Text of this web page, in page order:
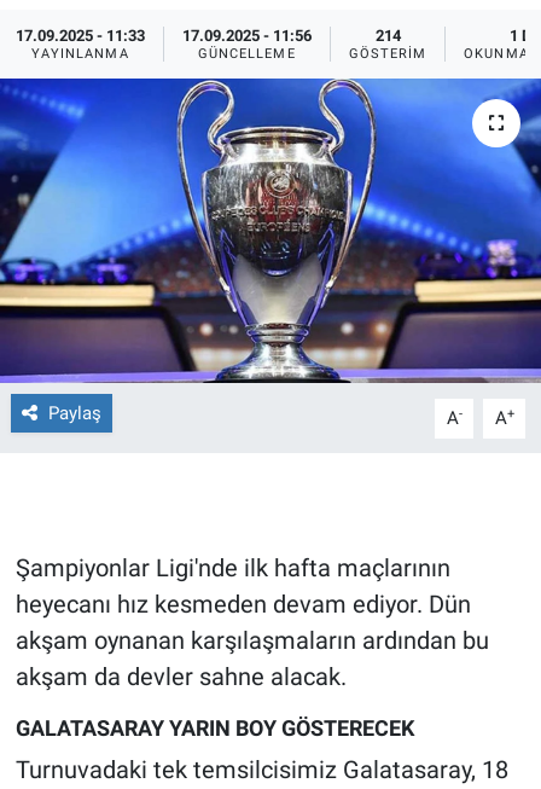
17.09.2025 - 11:33
YAYINLANMA
17.09.2025 - 11:56
GÜNCELLEME
214
GÖSTERIM
1 DK
OKUNMA
Paylaş A- A+
Şampiyonlar Ligi'nde ilk hafta maçlarının
heyecanı hız kesmeden devam ediyor. Dün
akşam oynanan karşılaşmaların ardından bu
akşam da devler sahne alacak.
GALATASARAY YARIN BOY GÖSTERECEK
Turnuvadaki tek temsilcisimiz Galatasaray, 18
Eğlence
Ekonomi
Gerçeğin İzinde
Gün Başlıyor
Gün Bitiyor
Günün görüntüsü
Haber
Kimdir